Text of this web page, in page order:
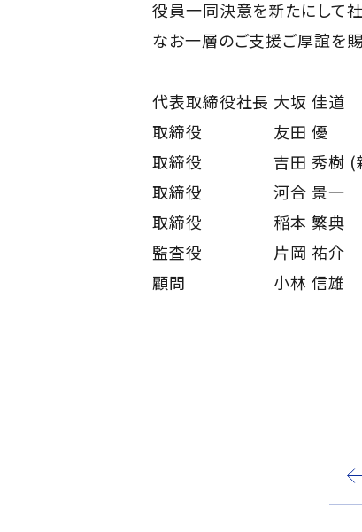
役員一同決意を新たにして
なお一層のご支援ご厚誼を
代表取締役社長 大坂 佳道
取締役 友田 優
取締役 吉田 秀樹 (
取締役 河合 景一
取締役 稲本 繁典
監査役 片岡 祐介
顧問 小林 信雄